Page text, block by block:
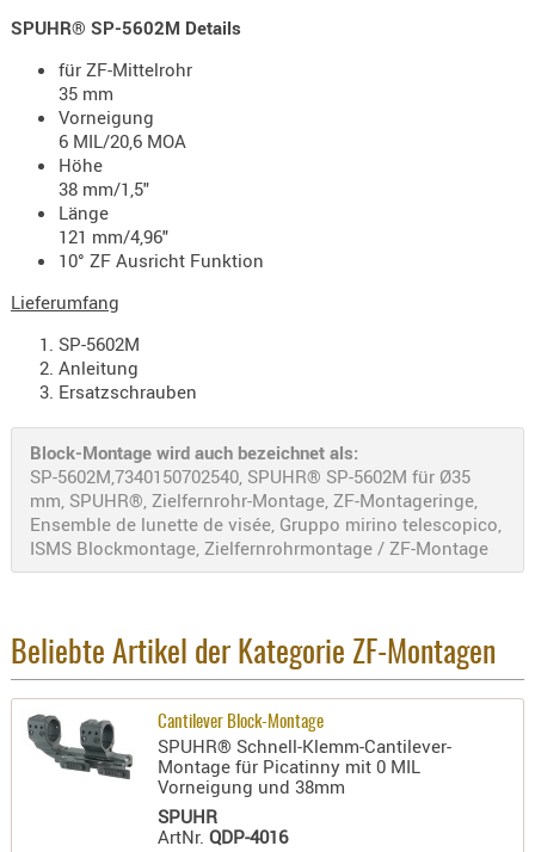
MAGAZINE
RAILS
SPUHR -
SPUHR® SP-5602M Details
für ZF-Mittelrohr
35 mm
Vorneigung
6 MIL/20,6 MOA
Höhe
38 mm/1,5"
Länge
121 mm/4,96"
10° ZF Ausricht Funktion
Lieferumfang
SP-5602M
Anleitung
Ersatzschrauben
Block-Montage wird auch bezeichnet als:
SP-5602M,7340150702540, SPUHR® SP-5602M für Ø35
mm, SPUHR®, Zielfernrohr-Montage, ZF-Montageringe,
Ensemble de lunette de visée, Gruppo mirino telescopico,
ISMS Blockmontage, Zielfernrohrmontage / ZF-Montage
Beliebte Artikel der Kategorie ZF-Montagen
Cantilever Block-Montage
SPUHR® Schnell-Klemm-Cantilever-
Montage für Picatinny mit 0 MIL
Vorneigung und 38mm
SPUHR
ArtNr.QDP-4016